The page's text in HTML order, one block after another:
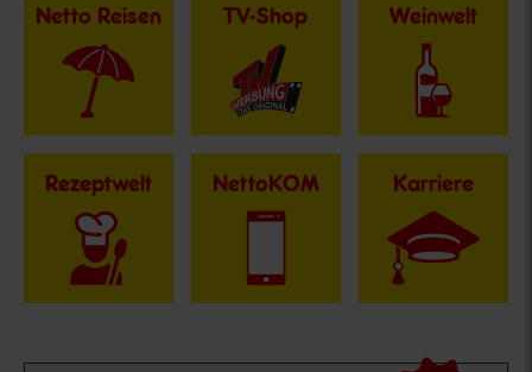
Netto Reisen TV-Shop Weinwelt
Rezeptwelt NettoKOM Karriere